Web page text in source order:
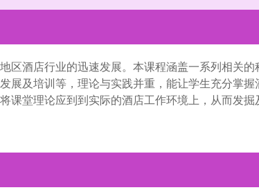
区酒店行业的迅速发展。本课程涵盖一系列相关的
展及培训等，理论与实践并重，能让学生充分掌握
课堂理论应到到实际的酒店工作环境上，从而发掘